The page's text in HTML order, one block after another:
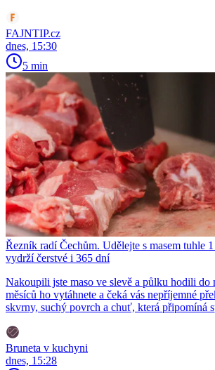
FAJNTIP.cz
dnes, 15:30
5 min
Řezník radí Čechům. Udělejte s masem tuhle
vydrží čerstvé i 365 dní
Nakoupili jste maso ve slevě a půlku hodili do
měsíců ho vytáhnete a čeká vás nepříjemné
skvrny, suchý povrch a chuť, která připomíná
Bruneta v kuchyni
dnes, 15:28